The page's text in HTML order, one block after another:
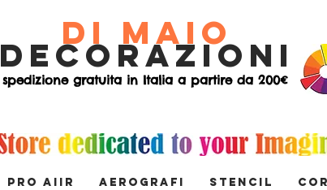
di Maio
decorazioni
spedizione gratuita in Italia a partire da 200€
PRO AIIR AEROGRAFI STENCIL